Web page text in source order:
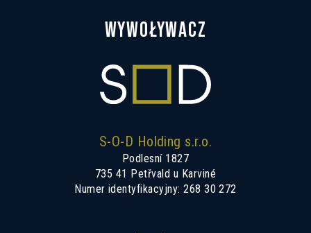
WYWOŁYWACZ
S-O-D Holding s.r.o.
Podlesní 1827
735 41 Petřvald u Karviné
Numer identyfikacyjny: 268 30 272